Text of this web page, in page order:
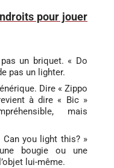
pour jouer
un briquet. « Do
pas un lighter.
Dire « Zippo
à dire « Bic »
mais
Can you light this? »
bougie ou une
lui-même.